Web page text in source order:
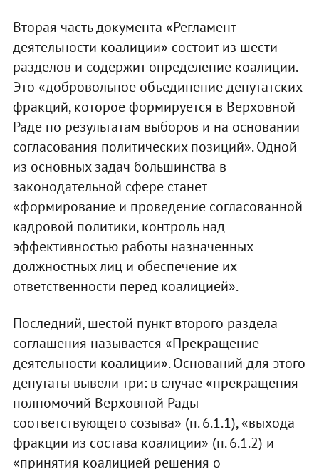
Вторая часть документа «Регламент
деятельности коалиции» состоит из шести
разделов и содержит определение коалиции.
Это «добровольное объединение депутатских
фракций, которое формируется в Верховной
Раде по результатам выборов и на основании
согласования политических позиций». Одной
из основных задач большинства в
законодательной сфере станет
«формирование и проведение согласованной
кадровой политики, контроль над
эффективностью работы назначенных
должностных лиц и обеспечение их
ответственности перед коалицией».
Последний, шестой пункт второго раздела
соглашения называется «Прекращение
деятельности коалиции». Оснований для этого
депутаты вывели три: в случае «прекращения
полномочий Верховной Рады
соответствующего созыва» (п. 6.1.1), «выхода
фракции из состава коалиции» (п. 6.1.2) и
«принятия коалицией решения о